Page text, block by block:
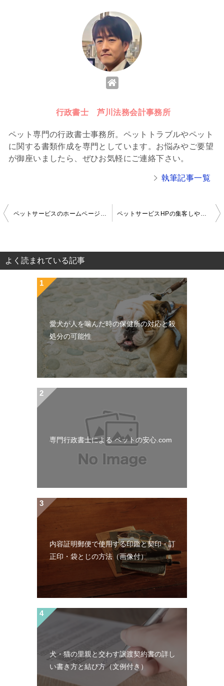
行政書士 芦川法務会計事務所
ペット専門の行政書士事務所。ペットトラブルやペット
に関する書類作成を専門としています。お悩みやご要望
が御座いましたら、ぜひお気軽にご連絡下さい。
執筆記事一覧
投
ナ
ビ
ペットサービスのホームページは、無料ブログで良いの？ ペットサービスHPの集客しやすいページ構成を学ぼう！
よく読まれている記事
愛犬が人を噛んだ時の保健所の対応と殺
処分の可能性
専門行政書士による ペットの安心.com
内容証明郵便で使用する印鑑と契印・訂
正印・袋とじの方法（画像付）
犬・猫の里親と交わす譲渡契約書の詳し
い書き方と結び方（文例付き）